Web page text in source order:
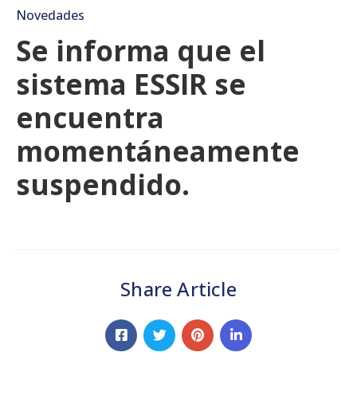
Novedades
Se informa que el
sistema ESSIR se
encuentra
momentáneamente
suspendido.
Share Article